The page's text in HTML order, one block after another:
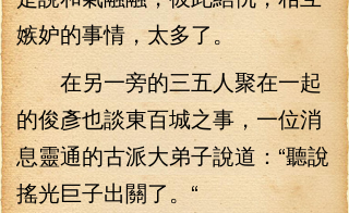
嫉妒的事情，太多了。
在另一旁的三五人聚在一起
的俊彥也談東百城之事，一位消
息靈通的古派大弟子說道：“聽說
搖光巨子出關了。“